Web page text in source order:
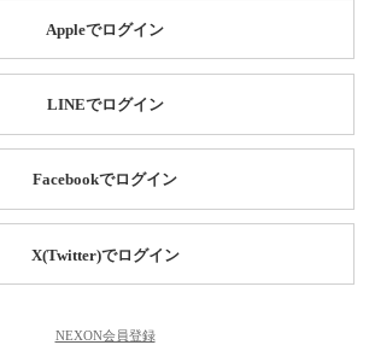
Appleでログイン
LINEでログイン
Facebookでログイン
X(Twitter)でログイン
NEXON会員登録